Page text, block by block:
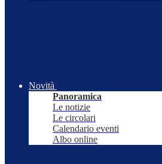
Novità
Panoramica
Le notizie
Le circolari
Calendario eventi
Albo online